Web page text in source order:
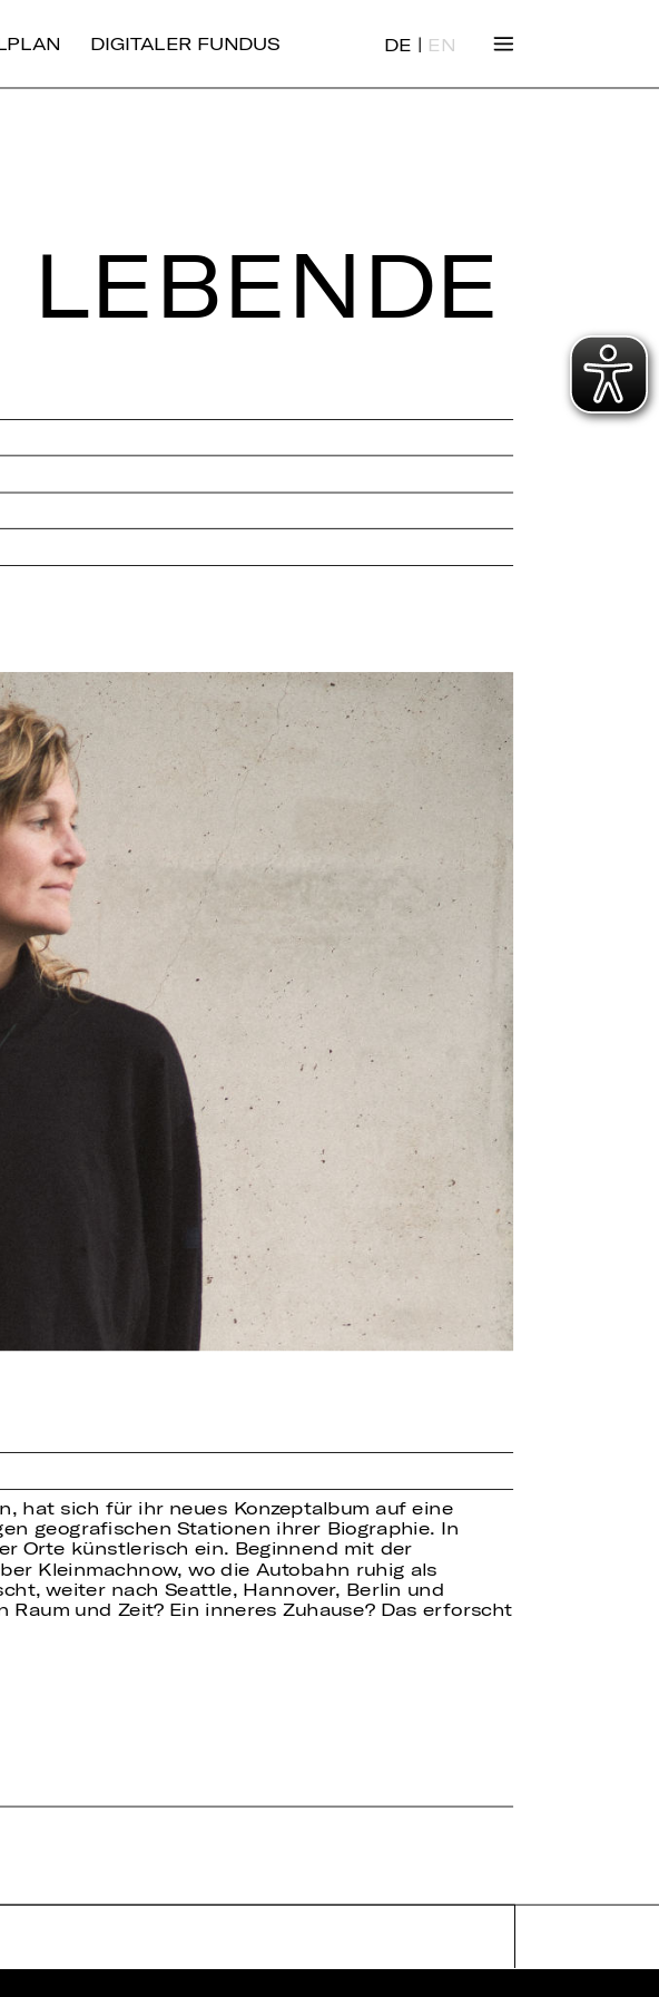
DIGITALER FUNDUS DE | EN
LE­BEN­DE
hat sich für ihr neues Konzeptalbum auf eine
geografischen Stationen ihrer Biographie. In
Orte künstlerisch ein. Beginnend mit der
Kleinmachnow, wo die Autobahn ruhig als
weiter nach Seattle, Hannover, Berlin und
und Zeit? Ein inneres Zuhause? Das erforscht